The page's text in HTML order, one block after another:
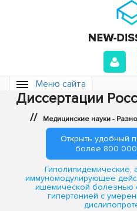
Меню сайта
Диссертации
// Медицинские науки -
Открыть удобный
более 800 000
Гиполипидемические,
иммуномодулирующее
ишемической болезнью
гипертонией с